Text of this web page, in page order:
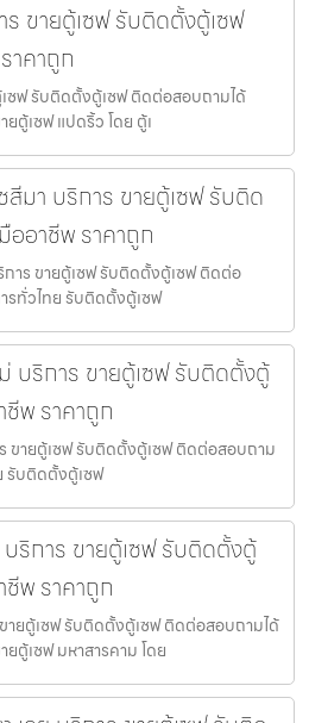
ขายตู้เซฟ รับติดตั้งตู้เซฟ
าคาถูก
ซฟ รับติดตั้งตู้เซฟ ติดต่อสอบถามได้
ตู้เซฟ แปดริ้ว โดย ตู้เ
มา บริการ ขายตู้เซฟ รับติด
อาชีพ ราคาถูก
าร ขายตู้เซฟ รับติดตั้งตู้เซฟ ติดต่อ
รทั่วไทย รับติดตั้งตู้เซฟ
บริการ ขายตู้เซฟ รับติดตั้งตู้
พ ราคาถูก
ขายตู้เซฟ รับติดตั้งตู้เซฟ ติดต่อสอบถาม
รับติดตั้งตู้เซฟ
ริการ ขายตู้เซฟ รับติดตั้งตู้
พ ราคาถูก
ายตู้เซฟ รับติดตั้งตู้เซฟ ติดต่อสอบถามได้
ตู้เซฟ มหาสารคาม โดย